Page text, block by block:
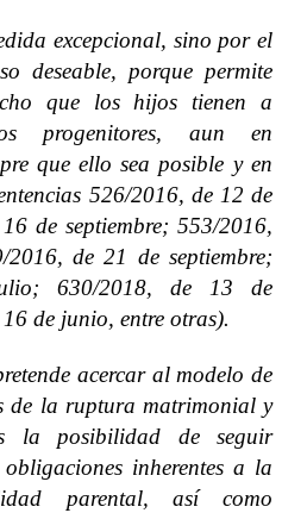
excepcional, sino por el
deseable, porque permite
que los hijos tienen a
progenitores, aun en
que ello sea posible y en
526/2016, de 12 de
de septiembre; 553/2016,
de 21 de septiembre;
630/2018, de 13 de
de junio, entre otras).
acercar al modelo de
de la ruptura matrimonial y
la posibilidad de seguir
inherentes a la
parental, así como